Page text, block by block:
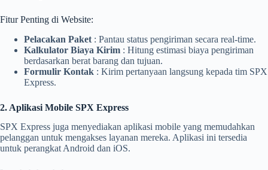
Fitur Penting di Website:
Pelacakan Paket : Pantau status pengiriman secara real-time.
Kalkulator Biaya Kirim : Hitung estimasi biaya pengiriman
berdasarkan berat barang dan tujuan.
Formulir Kontak : Kirim pertanyaan langsung kepada tim SPX
Express.
2. Aplikasi Mobile SPX Express
SPX Express juga menyediakan aplikasi mobile yang memudahkan
pelanggan untuk mengakses layanan mereka. Aplikasi ini tersedia
untuk perangkat Android dan iOS.